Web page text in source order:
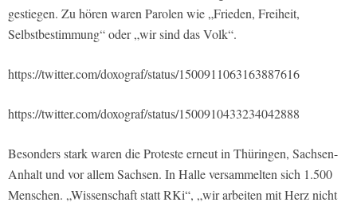
gestiegen. Zu hören waren Parolen wie „Frieden, Freiheit,
Selbstbestimmung“ oder „wir sind das Volk“.
https://twitter.com/doxograf/status/1500911063163887616
https://twitter.com/doxograf/status/1500910433234042888
Besonders stark waren die Proteste erneut in Thüringen, Sachsen-
Anhalt und vor allem Sachsen. In Halle versammelten sich 1.500
Menschen. „Wissenschaft statt RKi“, „wir arbeiten mit Herz nicht